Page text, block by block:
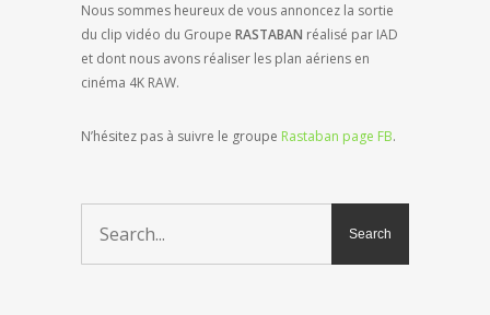
Nous sommes heureux de vous annoncez la sortie
du clip vidéo du Groupe RASTABAN réalisé par IAD
et dont nous avons réaliser les plan aériens en
cinéma 4K RAW.
N’hésitez pas à suivre le groupe Rastaban page FB.